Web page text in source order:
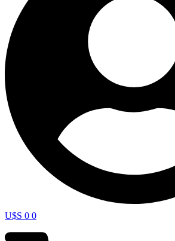
U$S 0 0